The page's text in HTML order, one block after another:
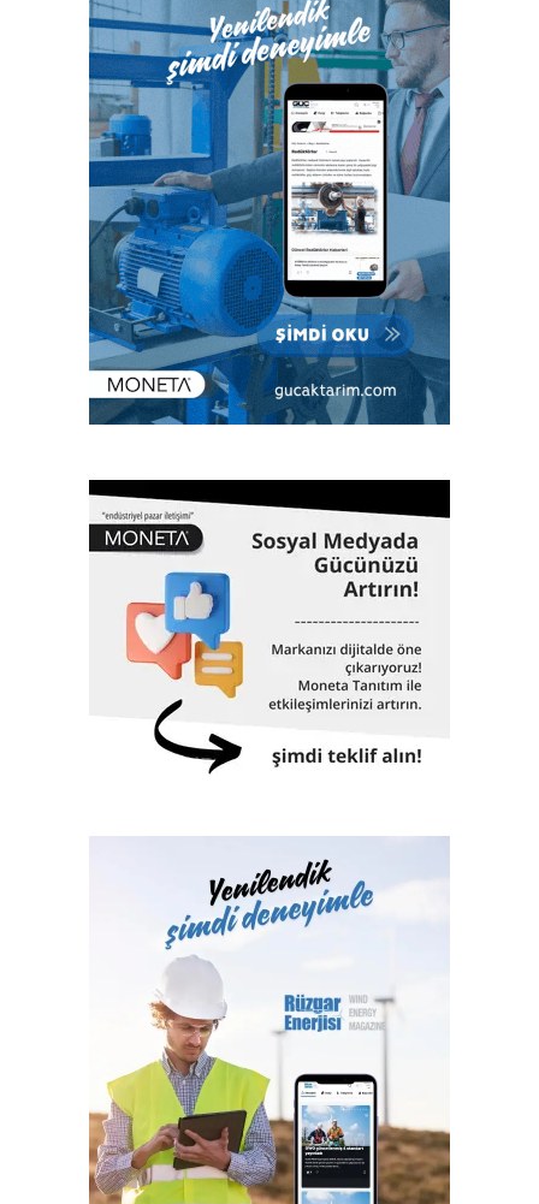
geçirdiği trafik kazasında yaşamını yitirdi.
Türkiye’nin otomobil TOGG’un sedan modeli, Las
Vegas’taki Tüketici Elektroniği Fuarı CES 2022’de
(Consumer Electronics Show) tanıtıldı.
2021 yıllık enflasyon oranı yüzde 36.08 olarak
gerçekleşirken; Ocak ayında yüzde 48,69’a
yükseldi.
Beşiktaş’ın eski yöneticilerinden ve sunucu Ece
Erken’in eşi, Şafak Mahmutyazıcıoğlu uğradığı silahı
saldırı sonucu hayatını kaybetti.
İstanbul son yılların en yoğun kar yağışıyla karşılaştı.
Birçok yol ulaşıma kapanırken, iktidar ve belediye
arasındaki tartışmalar devam eti.
yaşandı, Türkiye’de salgının başından beri günlük
vakalar rekor seviyelere ulaştı.